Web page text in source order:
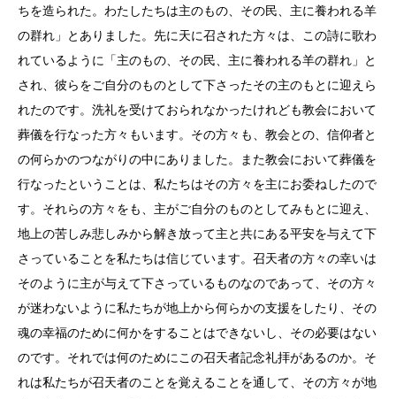
ちを造られた。わたしたちは主のもの、その民、主に養われる羊
の群れ」とありました。先に天に召された方々は、この詩に歌わ
れているように「主のもの、その民、主に養われる羊の群れ」と
され、彼らをご自分のものとして下さったその主のもとに迎えら
れたのです。洗礼を受けておられなかったけれども教会において
葬儀を行なった方々もいます。その方々も、教会との、信仰者と
の何らかのつながりの中にありました。また教会において葬儀を
行なったということは、私たちはその方々を主にお委ねしたので
す。それらの方々をも、主がご自分のものとしてみもとに迎え、
地上の苦しみ悲しみから解き放って主と共にある平安を与えて下
さっていることを私たちは信じています。召天者の方々の幸いは
そのように主が与えて下さっているものなのであって、その方々
が迷わないように私たちが地上から何らかの支援をしたり、その
魂の幸福のために何かをすることはできないし、その必要はない
のです。それでは何のためにこの召天者記念礼拝があるのか。そ
れは私たちが召天者のことを覚えることを通して、その方々が地